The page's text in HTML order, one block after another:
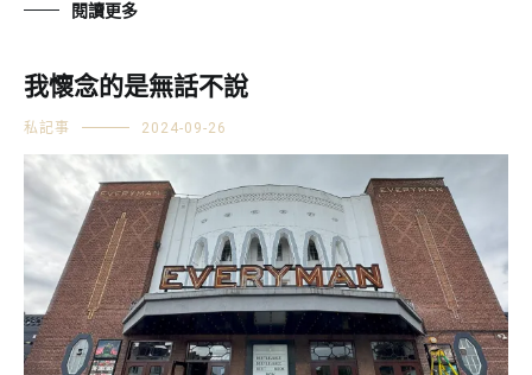
閱讀更多
我懷念的是無話不說
私記事 2024-09-26